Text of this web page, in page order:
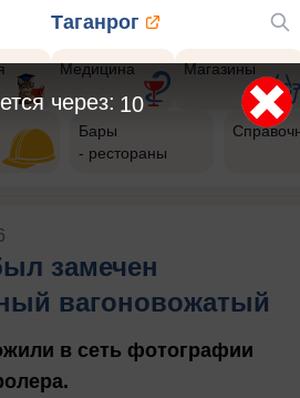
Таганрог
Медицина Магазины
Бары
- рестораны
замечен
вагоновожатый
в сеть фотографии
7
через: